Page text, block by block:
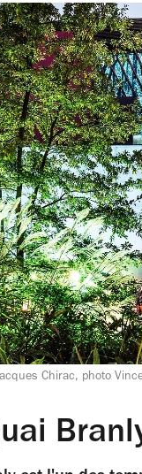
Chirac, photo